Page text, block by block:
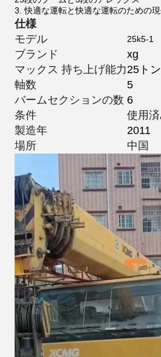
3. 快適な運転と快適な運転のための
仕様
モデル
25k5-1
ブランド
xg
マックス 持ち上げ能力25トン
軸数
5
バームセクションの数 6
条件
使用
製造年
2011
場所
中国